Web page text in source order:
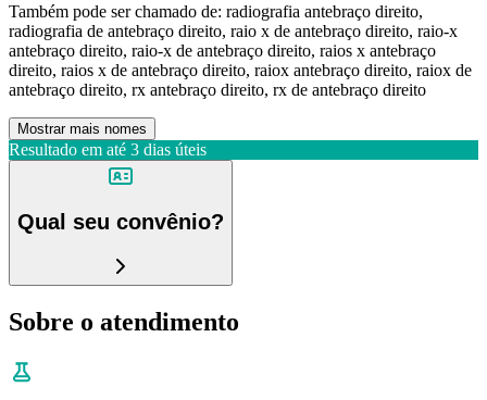
Também pode ser chamado de: radiografia antebraço direito,
radiografia de antebraço direito, raio x de antebraço direito, raio-x
antebraço direito, raio-x de antebraço direito, raios x antebraço
direito, raios x de antebraço direito, raiox antebraço direito, raiox de
antebraço direito, rx antebraço direito, rx de antebraço direito
Mostrar mais nomes
Resultado em até 3 dias úteis
Qual seu convênio?
Sobre o atendimento